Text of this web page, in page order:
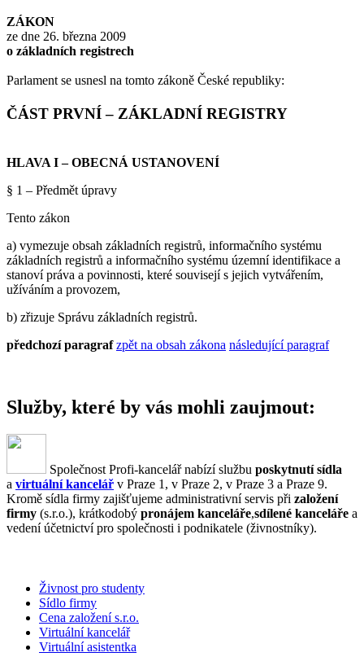
ZÁKON
ze dne 26. března 2009
o základních registrech
Parlament se usnesl na tomto zákoně České republiky:
ČÁST PRVNÍ – ZÁKLADNÍ REGISTRY
HLAVA I– OBECNÁ USTANOVENÍ
§ 1 – Předmět úpravy
Tento zákon
a) vymezuje obsah základních registrů, informačního systému
základních registrů a informačního systému územní identifikace a
stanoví práva a povinnosti, které souvisejí s jejich vytvářením,
užíváním a provozem,
b) zřizuje Správu základních registrů.
předchozí paragraf zpět na obsah zákona následující paragraf
Služby, které by vás mohli zaujmout:
Společnost Profi-kancelář nabízí službu poskytnutí sídla
a virtuální kancelář v Praze 1, v Praze 2, v Praze 3 a Praze 9.
Kromě sídla firmy zajišťujeme administrativní servis při založení
firmy (s.r.o.), krátkodobý pronájem kanceláře,sdílené kanceláře a
vedení účetnictví pro společnosti i podnikatele (živnostníky).
Živnost pro studenty
Sídlo firmy
Cena založení s.r.o.
Virtuální kancelář
Virtuální asistentka